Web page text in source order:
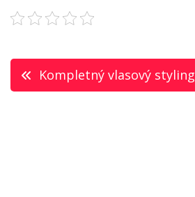
Navigace
Kompletný vlasový styling